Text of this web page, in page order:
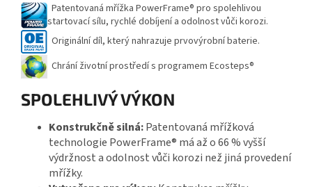
Patentovaná mřížka PowerFrame® pro spolehlivou
startovací sílu, rychlé dobíjení a odolnost vůči korozi.
Originální díl, který nahrazuje prvovýrobní baterie.
Chrání životní prostředí s programem Ecosteps®
SPOLEHLIVÝ VÝKON
Konstrukčně silná:Patentovaná mřížková
technologie PowerFrame® má až o 66 % vyšší
výdržnost a odolnost vůči korozi než jiná provedení
mřížky.